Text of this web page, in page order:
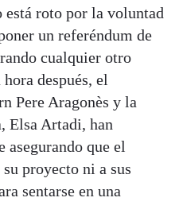
roto por la voluntad
un referéndum de
cualquier otro
después, el
Pere Aragonès y la
Elsa Artadi, han
asegurando que el
proyecto ni a sus
sentarse en una